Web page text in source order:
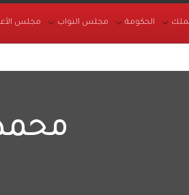
الحكومة مجلس النواب مجلس